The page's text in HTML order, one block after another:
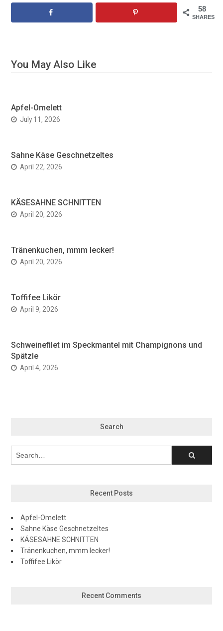
58
SHARES
You May Also Like
Apfel-Omelett
July 11, 2026
Sahne Käse Geschnetzeltes
April 22, 2026
KÄSESAHNE SCHNITTEN
April 20, 2026
Tränenkuchen, mmm lecker!
April 20, 2026
Toffifee Likör
April 9, 2026
Schweinefilet im Speckmantel mit Champignons und
Spätzle
April 4, 2026
Search
Recent Posts
Apfel-Omelett
Sahne Käse Geschnetzeltes
KÄSESAHNE SCHNITTEN
Tränenkuchen, mmm lecker!
Toffifee Likör
Recent Comments